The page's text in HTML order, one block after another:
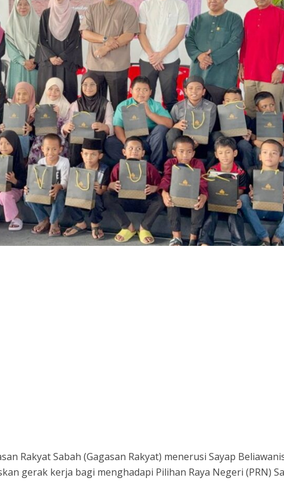
Rakyat Sabah (Gagasan Rakyat) menerusi Sayap
gerak kerja bagi menghadapi Pilihan Raya Negeri (PRN)